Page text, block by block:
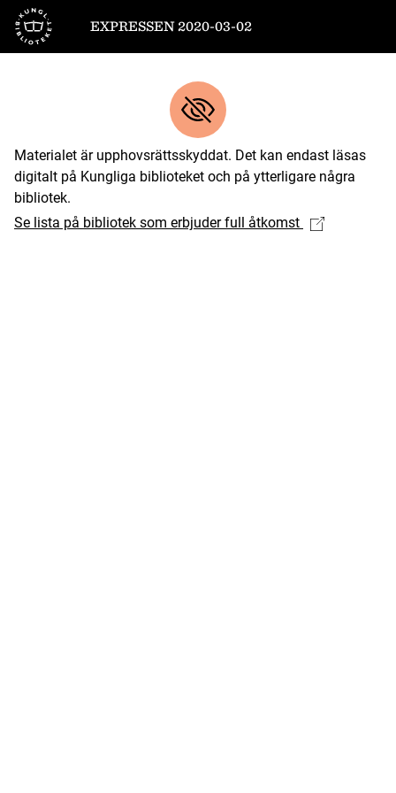
Till startsidan
EXPRESSEN 2020-03-02
Materialet är upphovsrättsskyddat. Det kan endast läsas
digitalt på Kungliga biblioteket och på ytterligare några
bibliotek.
Se lista på bibliotek som erbjuder full åtkomst